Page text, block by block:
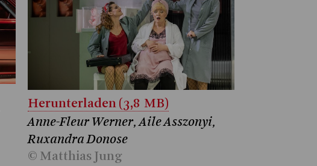
Herunterladen (3,8 MB)
Anne-Fleur Werner, Aile Asszonyi,
Ruxandra Donose
© Matthias Jung